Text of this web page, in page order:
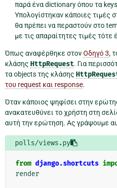
παρά ένα dictionary όπου τα
Υπολογίστηκαν κάποιες τιμές
θα πρέπει να περαστούν στο
με τις απαραίτητες τιμές τότε
Όπως αναφέρθηκε στονΟδηγό 3,
κλάσης HttpRequest. Για
τα objects της κλάσης
του request και response.
Όταν κάποιος ψηφίσει στην
ανακατευθύνει το χρήστη στη
αυτή την ερώτηση. Ας γράψουμε
polls/views.py
from django.shortcuts
render